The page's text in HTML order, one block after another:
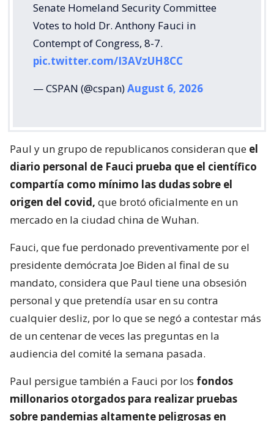
Senate Homeland Security Committee
Votes to hold Dr. Anthony Fauci in
Contempt of Congress, 8-7.
pic.twitter.com/I3AVzUH8CC
— CSPAN (@cspan)August 6, 2026
Paul y un grupo de republicanos consideran que el
diario personal de Fauci prueba que el científico
compartía como mínimo las dudas sobre el
origen del covid, que brotó oficialmente en un
mercado en la ciudad china de Wuhan.
Fauci, que fue perdonado preventivamente por el
presidente demócrata Joe Biden al final de su
mandato, considera que Paul tiene una obsesión
personal y que pretendía usar en su contra
cualquier desliz, por lo que se negó a contestar más
de un centenar de veces las preguntas en la
audiencia del comité la semana pasada.
Paul persigue también a Fauci por los fondos
millonarios otorgados para realizar pruebas
sobre pandemias altamente peligrosas en